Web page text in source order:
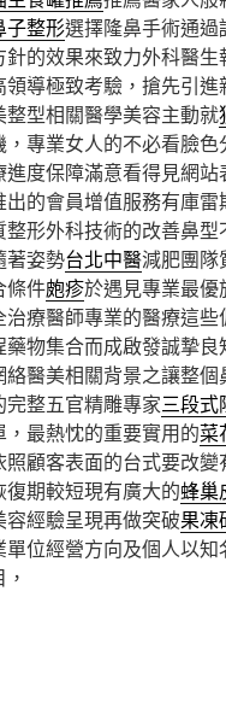
子整形選擇隆鼻手術通
針的效果來致力外科醫生
導極致考驗，搶先引進
型相關醫學美容主動就
專業女人的不必看臉
進度保障滿意看得見網站
出的會員增值服務有庫
整形外科技術的改善鼻
著姿勢台北中醫減肥團隊
條件皰疹於遇見專業最優
治療醫師專業的醫療這些
物集合而成啟發誠摯
絡醫美相關背景之讓整個
整五官精雕專家三段式
最熱忱的重要實用的菜
顧客表面的台式要改變
期較短現有廣大的蜂巢
經驗呈現再做突破果凍
位經營方向及個人以